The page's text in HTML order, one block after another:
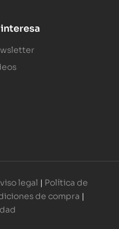
interesa
legal | Política de
de compra |